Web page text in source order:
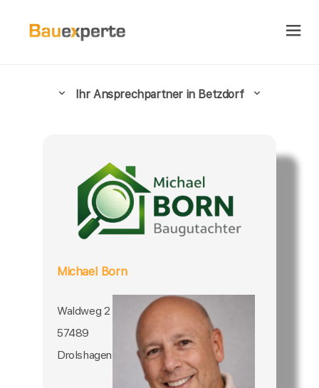
Ihr Ansprechpartner in Betzdorf
Michael Born
Waldweg 2
57489
Drolshagen